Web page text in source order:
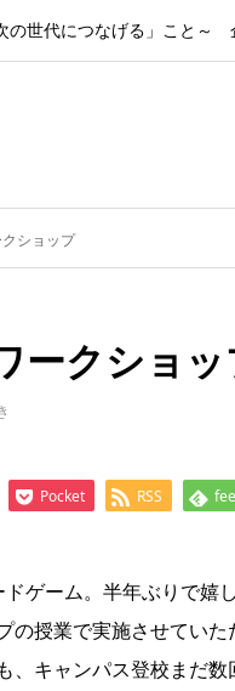
の世代につなげる」こと
ショップ
ークショ
Pocket RSS
ゲーム。半年ぶりで
授業で実施させていた
、キャンパス登校まだ